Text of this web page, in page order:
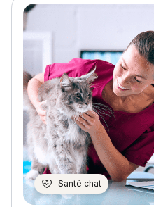
Santé chat